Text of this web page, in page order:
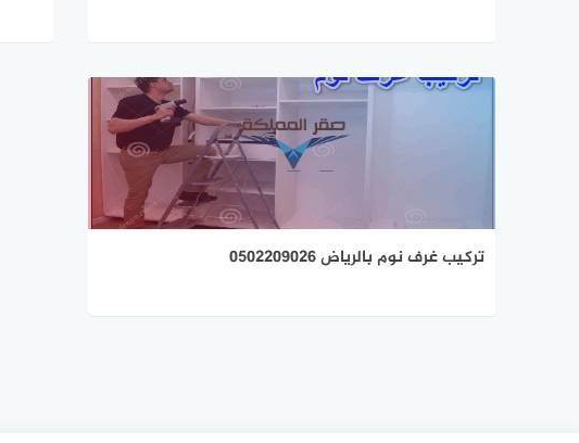
تركيب غرف نوم بالرياض 0502209026